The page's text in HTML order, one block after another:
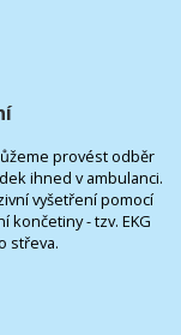
provést odběr
ihned v ambulanci.
vyšetření pomocí
- tzv. EKG
střeva.